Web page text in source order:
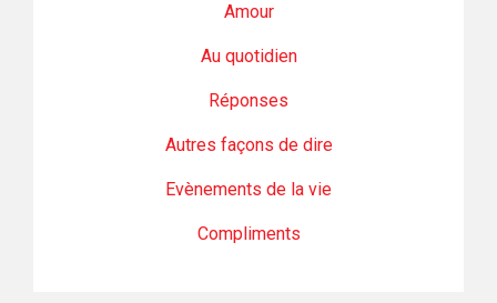
Amour
Au quotidien
Réponses
Autres façons de dire
Evènements de la vie
Compliments